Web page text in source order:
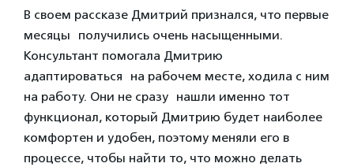
В своем рассказе Дмитрий признался, что первые
месяцы получились очень насыщенными.
Консультант помогала Дмитрию
адаптироваться на рабочем месте, ходила с ним
на работу. Они не сразу нашли именно тот
функционал, который Дмитрию будет наиболее
комфортен и удобен, поэтому меняли его в
процессе, чтобы найти то, что можно делать